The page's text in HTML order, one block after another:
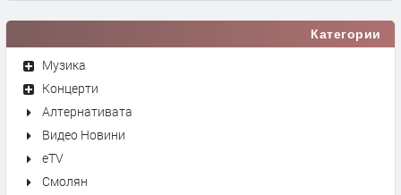
Категории
Музика
Концерти
Алтернативата
Видео Новини
eTV
Смолян